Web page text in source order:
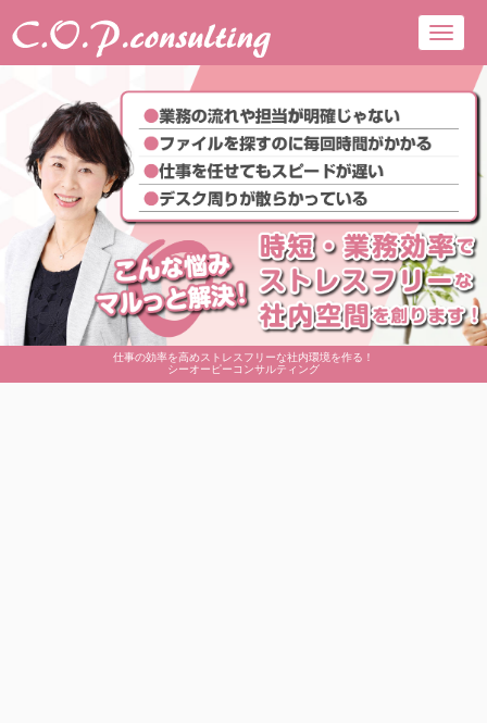
仕事の効率を高めストレスフリーな社内環境を作る！
シーオーピーコンサルティング